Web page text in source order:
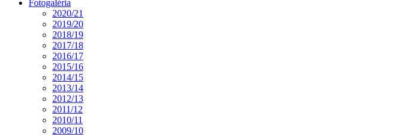
Fotogaléria
2020/21
2019/20
2018/19
2017/18
2016/17
2015/16
2014/15
2013/14
2012/13
2011/12
2010/11
2009/10